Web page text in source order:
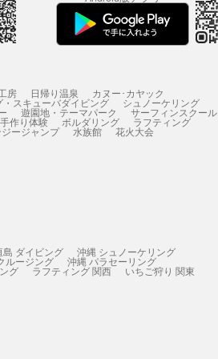
房 日帰り温泉 カヌー･カヤック
・スキューバダイビング シュノーケリング
遊園地・テーマパーク サーフィンスクール
作り体験 ボルダリング ラフティング
ージャンプ 水族館 花火大会
島 ダイビング 沖縄 シュノーケリング
ルージング 沖縄 パラセーリング
グ ラフティング 関西 いちご狩り 関東